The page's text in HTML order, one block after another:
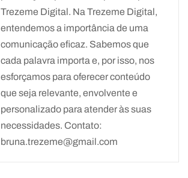
Trezeme Digital. Na Trezeme Digital,
entendemos a importância de uma
comunicação eficaz. Sabemos que
cada palavra importa e, por isso, nos
esforçamos para oferecer conteúdo
que seja relevante, envolvente e
personalizado para atender às suas
necessidades. Contato:
bruna.trezeme@gmail.com